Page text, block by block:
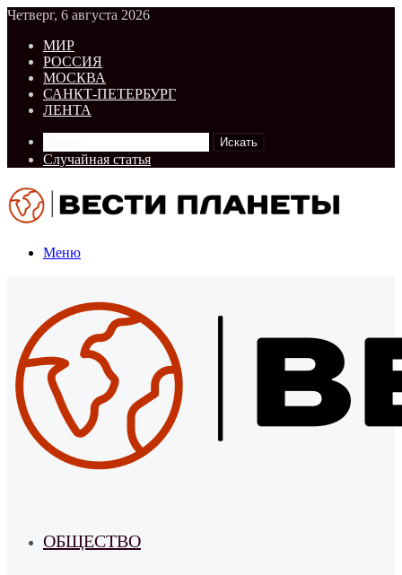
Четверг, 6 августа 2026
МИР
РОССИЯ
МОСКВА
САНКТ-ПЕТЕРБУРГ
ЛЕНТА
Искать
Случайная статья
Меню
ОБЩЕСТВО